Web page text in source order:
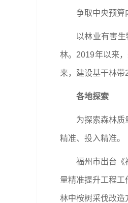
争取中央预算
以林业有害
林。2019年以来
来，建设基干林带
各地探索
为探索森林
精准、投入精准。
福州市出台
量精准提升工程
林中桉树采伐改造